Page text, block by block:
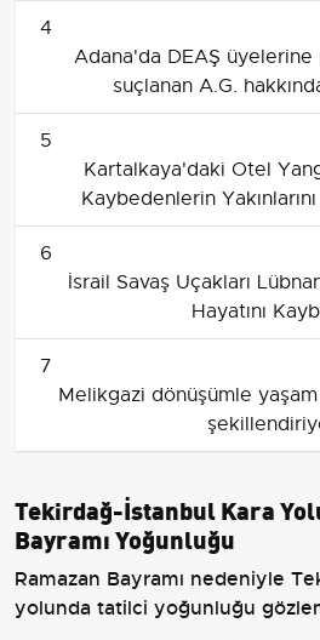
4
Adana'da DEAŞ üyelerine
suçlanan A.G.
5
Kartalkaya'daki Otel
Kaybedenlerin
Tutuklandı
6
İsrail Savaş Uçakları
Hayatını
7
Melikgazi dönüşümle yaşam
Tekirdağ-İstanbul Kara
Bayramı Yoğunluğu
Ramazan Bayramı nedeniyle
yolunda tatilci yoğunluğu